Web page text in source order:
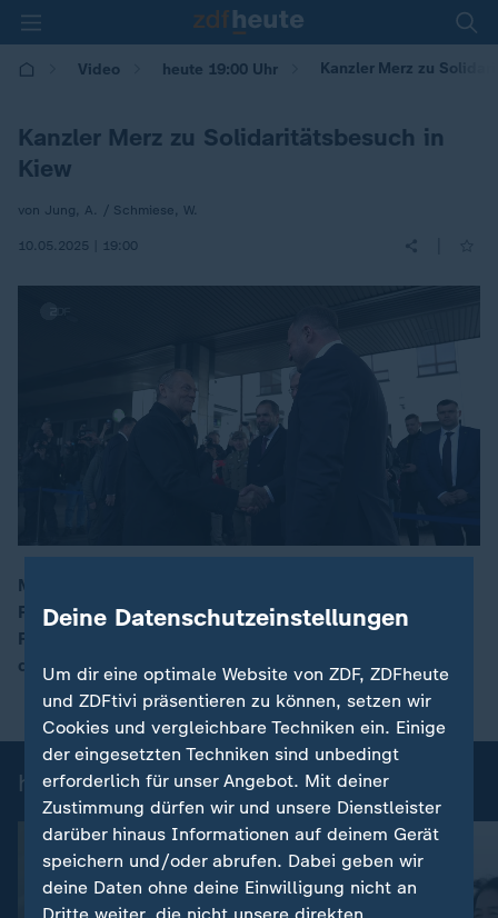
Video heute 19:00 Uhr Kanzler Merz zu
Kanzler Merz zu Solidaritätsbesuch in
Kiew
von Jung, A. / Schmiese, W.
10.05.2025 | 19:00
00:16
Merz reiste mit den Staats- und Regierungschefs
Frankreichs, Polens und Großbritanniens an. Sollte
Russland einer längeren Waffenruhe nicht zustimmen,
drohen sie mit schärferen Sanktionen.
heute 19:00 Uhr: Einzelbeiträge
Deine Datenschutzeinstellungen
Um dir eine optimale Website von ZDF, ZDFheute
und ZDFtivi präsentieren zu können, setzen wir
Cookies und vergleichbare Techniken ein. Einige
der eingesetzten Techniken sind unbedingt
erforderlich für unser Angebot. Mit deiner
Zustimmung dürfen wir und unsere Dienstleister
darüber hinaus Informationen auf deinem Gerät
speichern und/oder abrufen. Dabei geben wir
deine Daten ohne deine Einwilligung nicht an
Dritte weiter, die nicht unsere direkten